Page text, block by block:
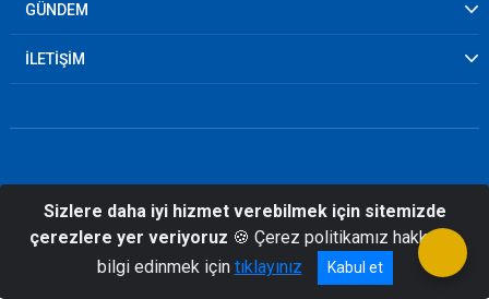
GÜNDEM
İLETİŞİM
© 2026 Kahramanmaraş İl Afet ve Acil
Durum Müdürlüğü
Sizlere daha iyi hizmet verebilmek için sitemizde
çerezlere yer veriyoruz 🍪 Çerez politikamız hakkında
bilgi edinmek için tıklayınız Kabul et